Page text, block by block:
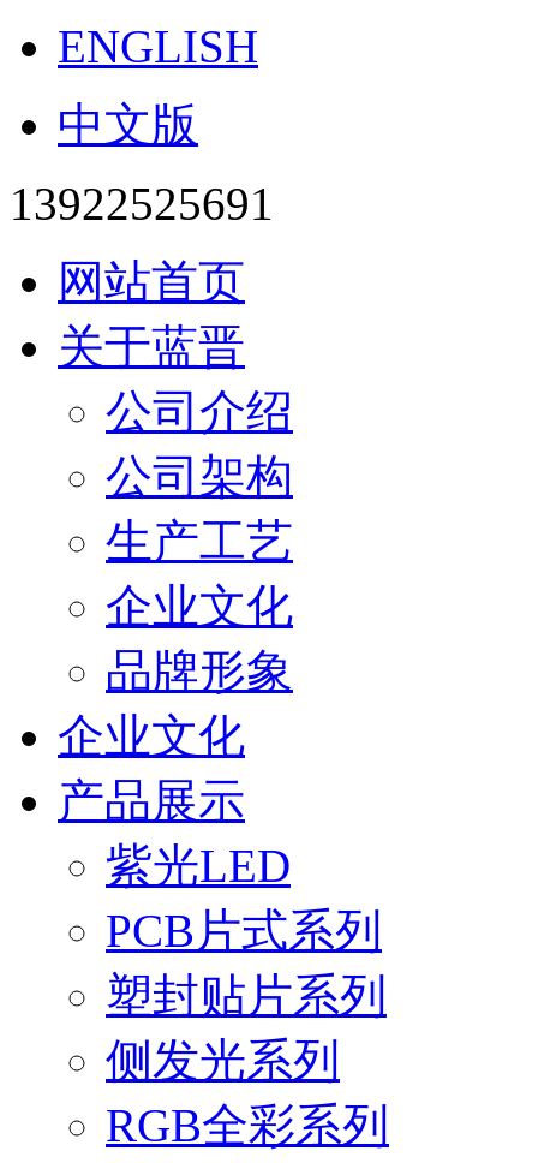
ENGLISH
中文版
13922525691
网站首页
关于蓝晋
公司介绍
公司架构
生产工艺
企业文化
品牌形象
企业文化
产品展示
紫光LED
PCB片式系列
塑封贴片系列
侧发光系列
RGB全彩系列